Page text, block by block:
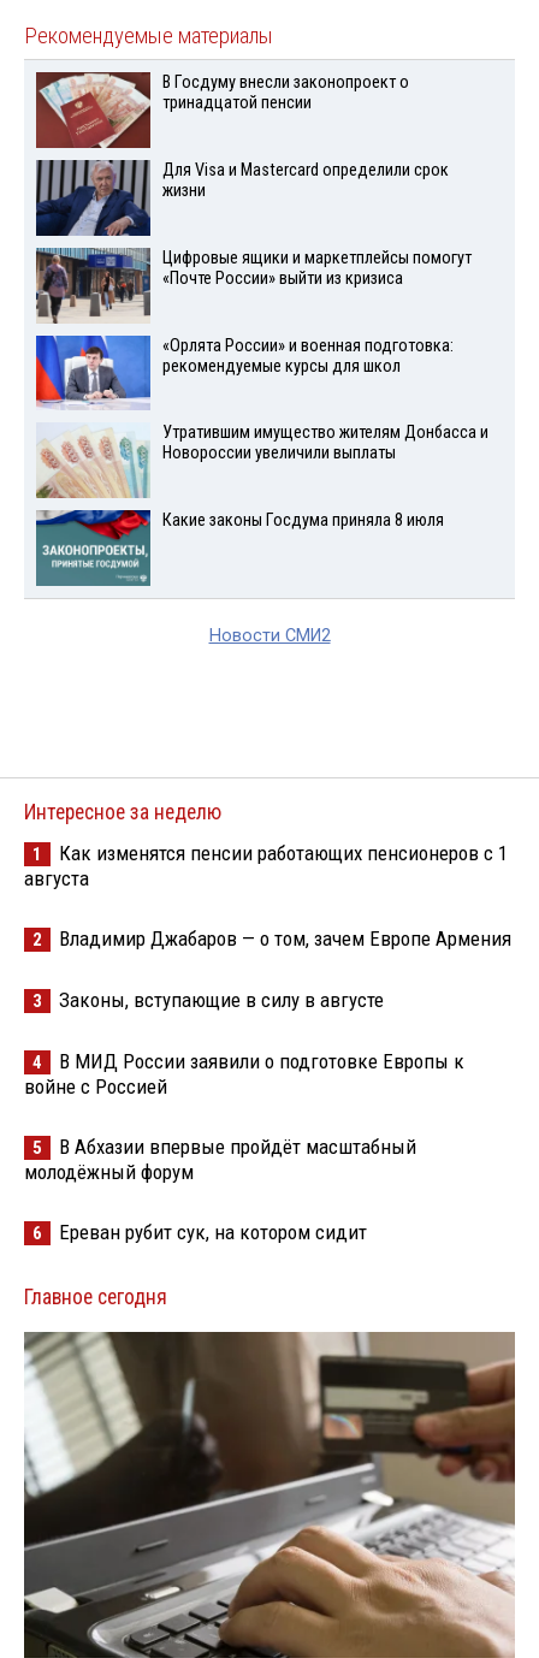
Рекомендуемые материалы
В Госдуму внесли законопроект о
тринадцатой пенсии
Для Visа и Mastercard определили срок
жизни
Цифровые ящики и маркетплейсы помогут
«Почте России» выйти из кризиса
«Орлята России» и военная подготовка:
рекомендуемые курсы для школ
Утратившим имущество жителям Донбасса и
Новороссии увеличили выплаты
Какие законы Госдума приняла 8 июля
Новости СМИ2
Интересное за неделю
1
Как изменятся пенсии работающих пенсионеров с 1
августа
2 Владимир Джабаров — о том, зачем Европе Армения
3 Законы, вступающие в силу в августе
4
В МИД России заявили о подготовке Европы к
войне с Россией
5
В Абхазии впервые пройдёт масштабный
молодёжный форум
6 Ереван рубит сук, на котором сидит
Главное сегодня